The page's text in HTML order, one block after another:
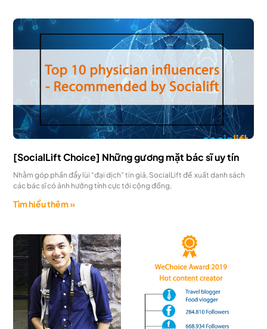
[SocialLift Choice] Những gương mặt bác sĩ uy tín
Nhằm góp phần đẩy lùi “đại dịch” tin giả, SocialLift đề xuất danh sách
các bác sĩ có ảnh hưởng tính cực tới cộng đồng,
Tìm hiểu thêm »